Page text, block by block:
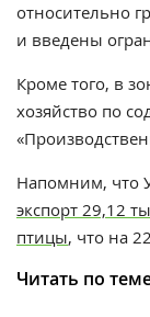
относительно
и введены
Кроме того, в
хозяйство по
Напомним, что
экспорт 29,12
птицы, что на
Читать по